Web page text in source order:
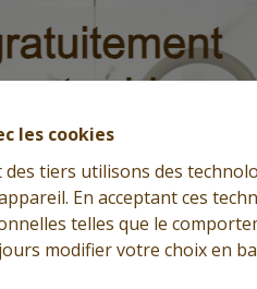
les cookies
tiers utilisons des
En acceptant ces
telles que le
modifier votre choix en